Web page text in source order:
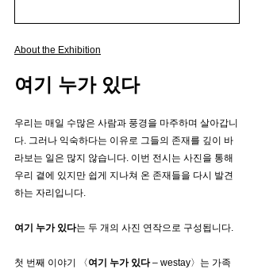
About the Exhibition
여기 누가 있다
우리는 매일 수많은 사람과 풍경을 마주하며 살아갑니
다. 그러나 익숙하다는 이유로 그들의 존재를 깊이 바
라보는 일은 많지 않습니다. 이번 전시는 사진을 통해
우리 곁에 있지만 쉽게 지나쳐 온 존재들을 다시 발견
하는 자리입니다.
여기 누가 있다는 두 개의 사진 연작으로 구성됩니다.
첫 번째 이야기 〈여기 누가 있다 – westay〉는 가족